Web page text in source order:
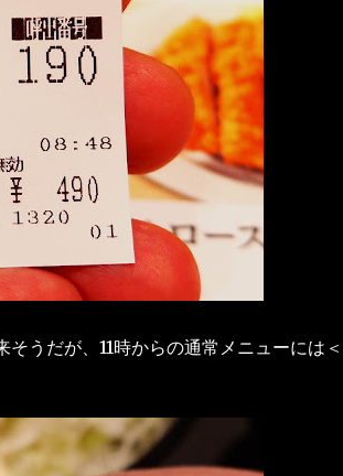
うだが、11時からの通常メニューには＜